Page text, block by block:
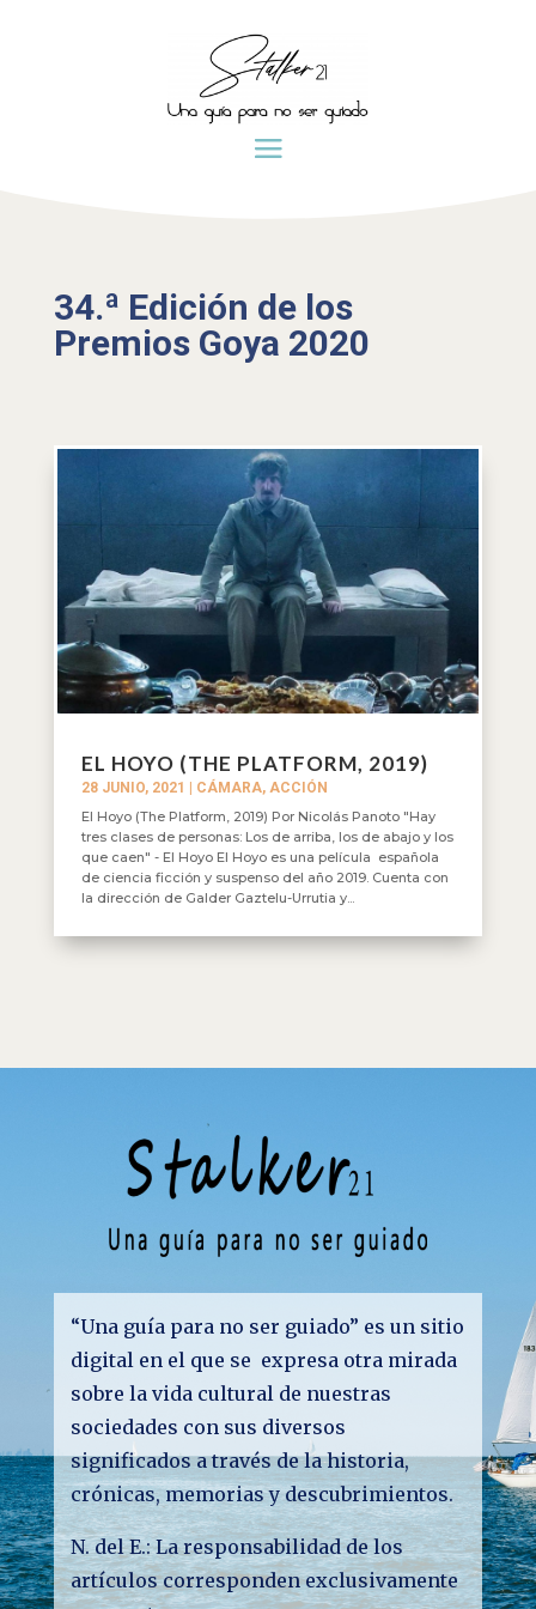
34.ª Edición de los
Premios Goya 2020
EL HOYO (THE PLATFORM, 2019)
28 JUNIO, 2021 | CÁMARA, ACCIÓN
El Hoyo (The Platform, 2019) Por Nicolás Panoto "Hay
tres clases de personas: Los de arriba, los de abajo y los
que caen" - El Hoyo El Hoyo es una película española
de ciencia ficción y suspenso del año 2019. Cuenta con
la dirección de Galder Gaztelu-Urrutia y...
“Una guía para no ser guiado” es un sitio
digital en el que se expresa otra mirada
sobre la vida cultural de nuestras
sociedades con sus diversos
significados a través de la historia,
crónicas, memorias y descubrimientos.
N. del E.: La responsabilidad de los
artículos corresponden exclusivamente